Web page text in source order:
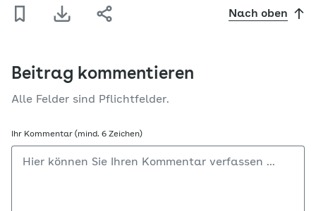
Nach oben
Beitrag kommentieren
Alle Felder sind Pflichtfelder.
Ihr Kommentar (mind. 6 Zeichen)